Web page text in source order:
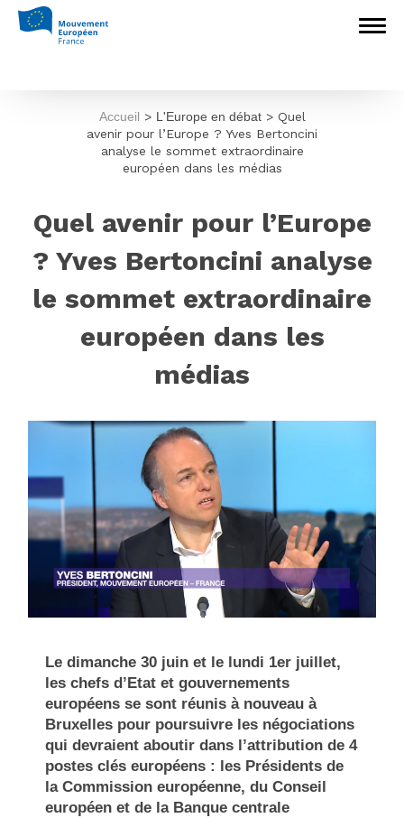
Accueil > L'Europe en débat> Quel
avenir pour l’Europe ? Yves Bertoncini
analyse le sommet extraordinaire
européen dans les médias
Quel avenir pour l’Europe
? Yves Bertoncini analyse
le sommet extraordinaire
européen dans les
médias
Le dimanche 30 juin et le lundi 1er juillet,
les chefs d’Etat et gouvernements
européens se sont réunis à nouveau à
Bruxelles pour poursuivre les négociations
qui devraient aboutir dans l’attribution de 4
postes clés européens : les Présidents de
la Commission européenne, du Conseil
européen et de la Banque centrale